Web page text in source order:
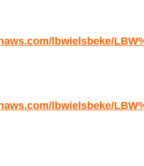
lbwielsbeke/
lbwielsbeke/